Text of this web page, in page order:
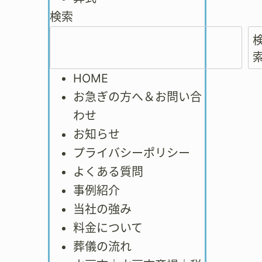
検索
HOME
お急ぎの方へ＆お問い合
わせ
お知らせ
プライバシーポリシー
よくある質問
事例紹介
当社の強み
料金について
葬儀の流れ